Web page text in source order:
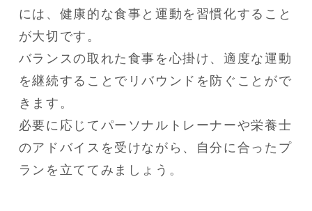
には、健康的な食事と運動を習慣化すること
が大切です。
バランスの取れた食事を心掛け、適度な運動
を継続することでリバウンドを防ぐことがで
きます。
必要に応じてパーソナルトレーナーや栄養士
のアドバイスを受けながら、自分に合ったプ
ランを立ててみましょう。